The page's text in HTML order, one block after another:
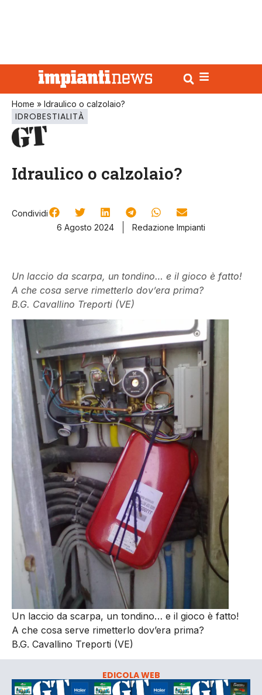
Home » Idraulico o calzolaio?
IDROBESTIALITÀ
Idraulico o calzolaio?
Condividi
6 Agosto 2024
Redazione Impianti
Un laccio da scarpa, un tondino… e il gioco è fatto!
A che cosa serve rimetterlo dov’era prima?
B.G. Cavallino Treporti (VE)
Un laccio da scarpa, un tondino… e il gioco è fatto!
A che cosa serve rimetterlo dov’era prima?
B.G. Cavallino Treporti (VE)
EDICOLA WEB